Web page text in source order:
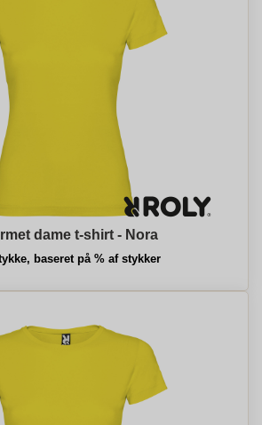
dame t-shirt - Nora
baseret på % af stykker